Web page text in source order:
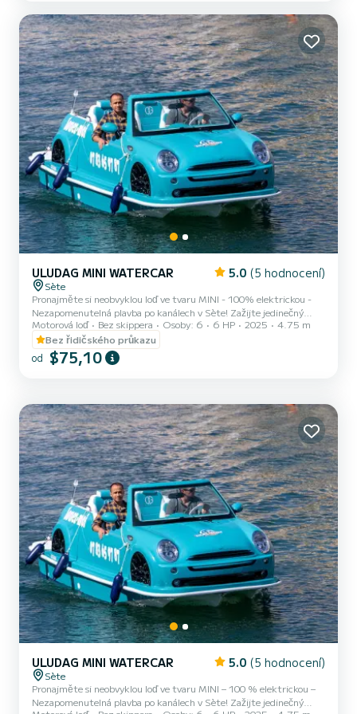
osob na palubě - Bez řidičského průkazu: snadné o...
ULUDAG MINI WATERCAR 5.0 (5 hodnocení)
Sète
Pronajměte si neobvyklou loď ve tvaru MINI - 100% elektrickou -
Nezapomenutelná plavba po kanálech v Sète! Zažijte jedinečný
zážitek v Sète na palubě naší elektrické lodi s původním designem
MINI! Kombinujte radost z plavby po vodě s kouzlem ikonického
vozu, všeho v nádherném prostředí: typickými kanály "Malé
Benátky Languedocu". Charakteristiky lodi: - Unikátní tvar MINI,
Motorová loď Bez skippera Osoby: 6 6 HP 2025
4.75 m
Bez řidičského průkazu
od $75,10
ULUDAG MINI WATERCAR 5.0 (5 hodnocení)
Sète
Pronajměte si neobvyklou loď ve tvaru MINI – 100 % elektrickou –
Nezapomenutelná plavba po kanálech v Sète! Zažijte jedinečný